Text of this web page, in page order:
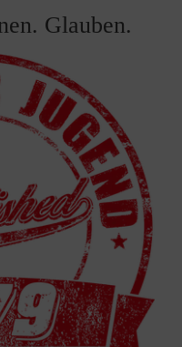
Glauben.